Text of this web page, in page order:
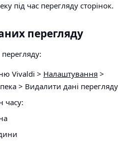
під час перегляду сторінок.
перегляду
Vivaldi > Налаштування >
> Видалити дані перегляду
часу: